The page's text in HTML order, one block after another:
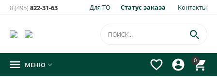
Для ТО Статус заказа Контакты
8 (495)822-31-63
0




 МЕНЮ 
товара:
×
Средство для быстрого запуска двигателя Быстрый старт,
335мл аэрозоль (FELIX арт. 3671)